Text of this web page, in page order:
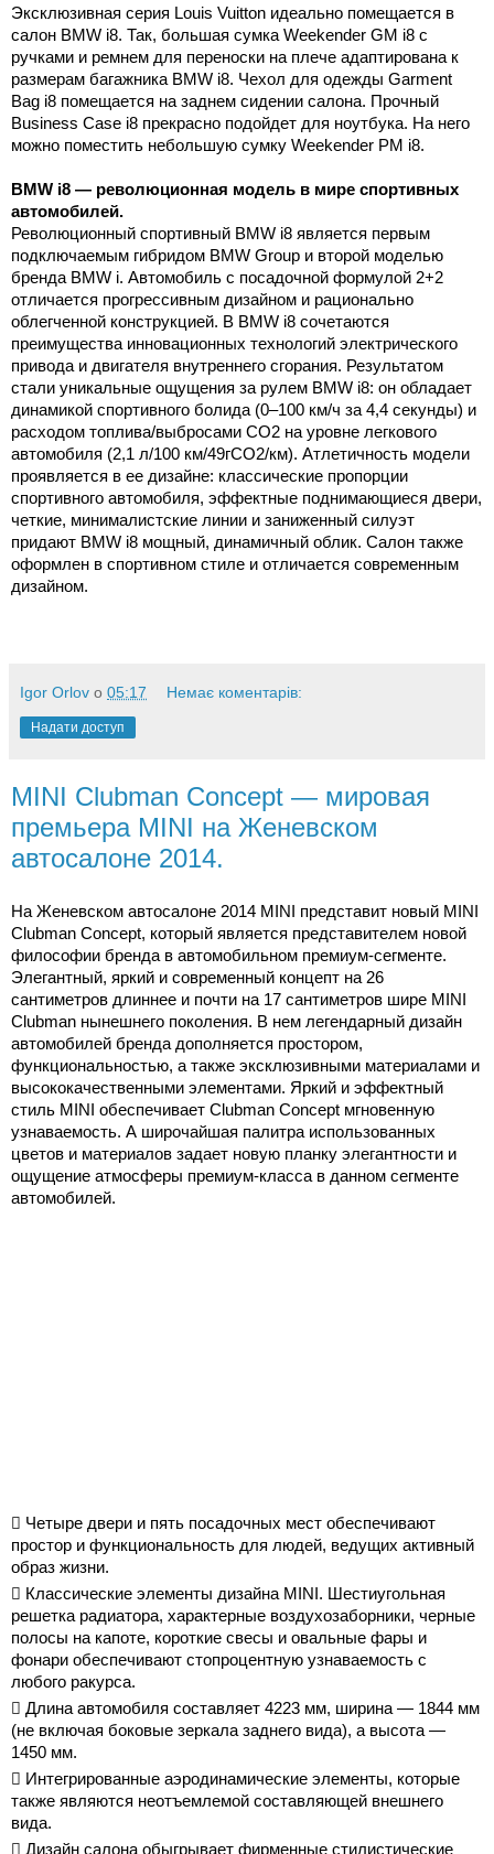
Эксклюзивная серия Louis Vuitton идеально помещается в
салон BMW i8. Так, большая сумка Weekender GM i8 с
ручками и ремнем для переноски на плече адаптирована к
размерам багажника BMW i8. Чехол для одежды Garment
Bag i8 помещается на заднем сидении салона. Прочный
Business Case i8 прекрасно подойдет для ноутбука. На него
можно поместить небольшую сумку Weekender PM i8.
BMW i8 — революционная модель в мире спортивных
автомобилей.
Революционный спортивный BMW i8 является первым
подключаемым гибридом BMW Group и второй моделью
бренда BMW i. Автомобиль с посадочной формулой 2+2
отличается прогрессивным дизайном и рационально
облегченной конструкцией. В BMW i8 сочетаются
преимущества инновационных технологий электрического
привода и двигателя внутреннего сгорания. Результатом
стали уникальные ощущения за рулем BMW i8: он обладает
динамикой спортивного болида (0–100 км/ч за 4,4 секунды) и
расходом топлива/выбросами СО2 на уровне легкового
автомобиля (2,1 л/100 км/49гCO2/км). Атлетичность модели
проявляется в ее дизайне: классические пропорции
спортивного автомобиля, эффектные поднимающиеся двери,
четкие, минималистские линии и заниженный силуэт
придают BMW i8 мощный, динамичный облик. Салон также
оформлен в спортивном стиле и отличается современным
дизайном.
Igor Orlov о 05:17 Немає коментарів:
Надати доступ
MINI Clubman Concept — мировая
премьера MINI на Женевском
автосалоне 2014.
На Женевском автосалоне 2014 MINI представит новый MINI
Clubman Concept, который является представителем новой
философии бренда в автомобильном премиум-сегменте.
Элегантный, яркий и современный концепт на 26
сантиметров длиннее и почти на 17 сантиметров шире MINI
Clubman нынешнего поколения. В нем легендарный дизайн
автомобилей бренда дополняется простором,
функциональностью, а также эксклюзивными материалами и
высококачественными элементами. Яркий и эффектный
стиль MINI обеспечивает Clubman Concept мгновенную
узнаваемость. А широчайшая палитра использованных
цветов и материалов задает новую планку элегантности и
ощущение атмосферы премиум-класса в данном сегменте
автомобилей.
 Четыре двери и пять посадочных мест обеспечивают
простор и функциональность для людей, ведущих активный
образ жизни.
 Классические элементы дизайна MINI. Шестиугольная
решетка радиатора, характерные воздухозаборники, черные
полосы на капоте, короткие свесы и овальные фары и
фонари обеспечивают стопроцентную узнаваемость с
любого ракурса.
 Длина автомобиля составляет 4223 мм, ширина — 1844 мм
(не включая боковые зеркала заднего вида), а высота —
1450 мм.
 Интегрированные аэродинамические элементы, которые
также являются неотъемлемой составляющей внешнего
вида.
 Дизайн салона обыгрывает фирменные стилистические